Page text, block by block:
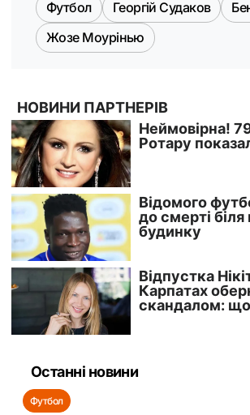
Футбол Георгій Судаков
Жозе Моурінью
Останні новини
Футбол